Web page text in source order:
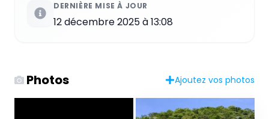
DERNIÈRE MISE À JOUR
12 décembre 2025 à 13:08
Photos Ajoutez vos photos